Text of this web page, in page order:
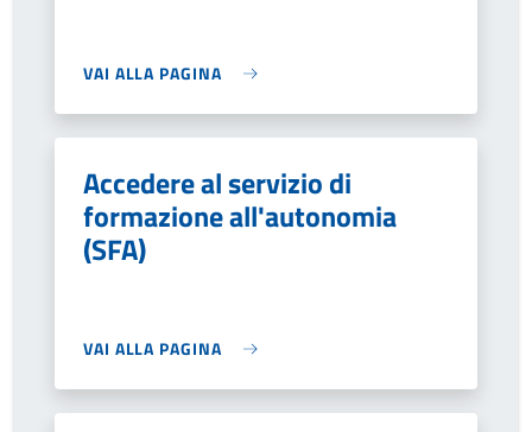
VAI ALLA PAGINA
Accedere al servizio di
formazione all'autonomia
(SFA)
VAI ALLA PAGINA